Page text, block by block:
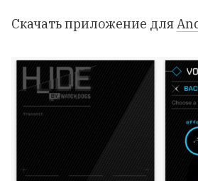
Скачать приложение для